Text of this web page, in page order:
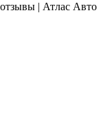
| Атлас Авто